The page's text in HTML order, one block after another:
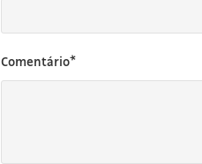
Comentário*